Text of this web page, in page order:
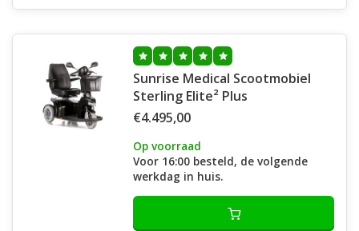
Sunrise Medical Scootmobiel
Sterling Elite² Plus
€4.495,00
Op voorraad
Voor 16:00 besteld, de volgende
werkdag in huis.